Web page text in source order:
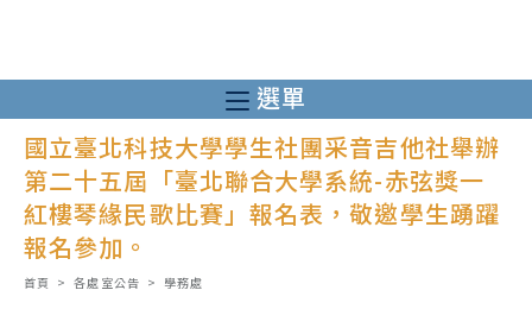
至
主
容
選單
國立臺北科技大學學生社團采音吉他社舉辦
第二十五屆「臺北聯合大學系統-赤弦獎一
紅樓琴緣民歌比賽」報名表，敬邀學生踴躍
報名參加。
首頁 > 各處室公告 > 學務處